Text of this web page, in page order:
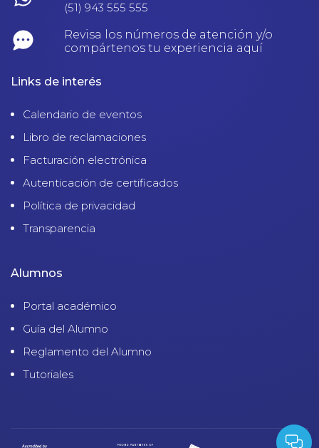
(51) 943 555 555
Revisa los números de atención y/o
compártenos tu experiencia aquí
Links de interés
Calendario de eventos
Libro de reclamaciones
Facturación electrónica
Autenticación de certificados
Política de privacidad
Transparencia
Alumnos
Portal académico
Guía del Alumno
Reglamento del Alumno
Tutoriales